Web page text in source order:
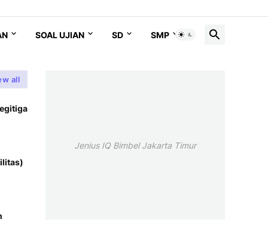
SOAL UJIAN SD SMP SMA
all
Jenius IQ Bimbel Jakarta Timur